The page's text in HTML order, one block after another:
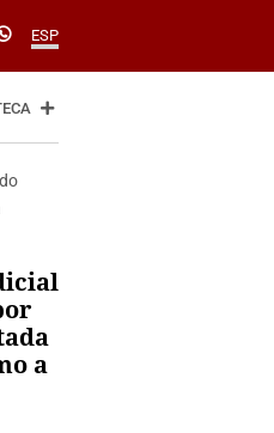
ESP
a